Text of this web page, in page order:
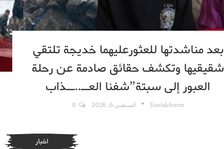
بعد مناشدتها للعثورعليهما خديجة تلتقي
شقيقيها وتكشف حقائق صادمة عن رحلة
العبور إلى سبتة”شفنا العــ..ــذاب
TouriaIcherem أغسطس 6, 2026 0
اخبار